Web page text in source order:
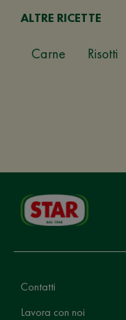
ALTRE RICETTE
Carne Risotti
Contatti
Lavora con noi